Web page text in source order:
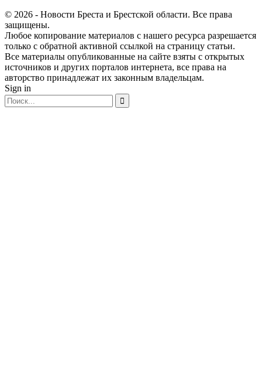
© 2026 - Новости Бреста и Брестской области. Все права
защищены.
Любое копирование материалов с нашего ресурса разрешается
только с обратной активной ссылкой на страницу статьи.
Все материалы опубликованные на сайте взяты с открытых
источников и других порталов интернета, все права на
авторство принадлежат их законным владельцам.
Sign in